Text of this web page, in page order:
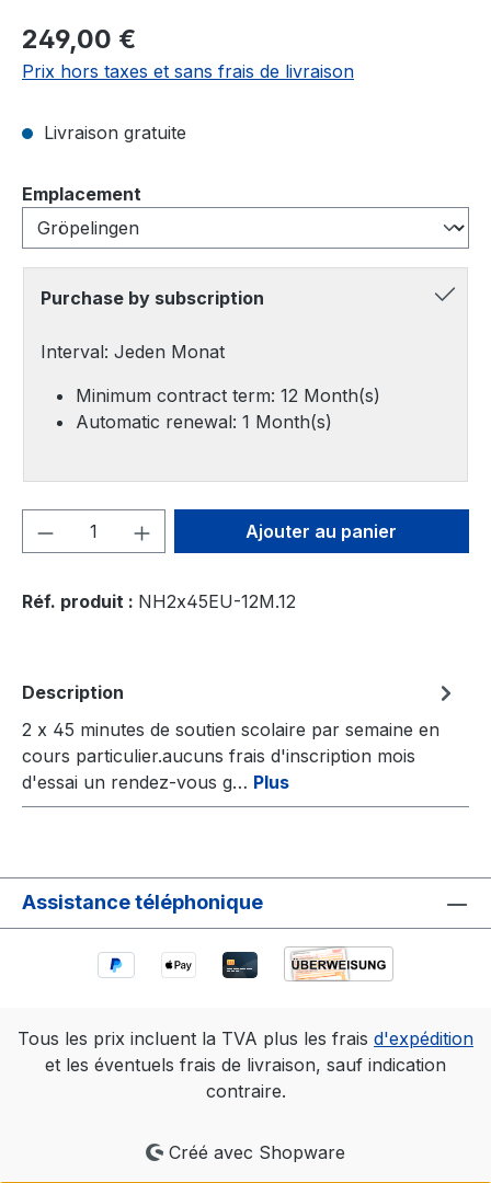
Prix régulier :
249,00 €
Prix hors taxes et sans frais de livraison
Livraison gratuite
Sélectionnez
Emplacement
Purchase by subscription
Interval: Jeden Monat
Minimum contract term: 12 Month(s)
Automatic renewal: 1 Month(s)
Quantité de produit : Entrez la
Ajouter au panier
Réf. produit : NH2x45EU-12M.12
Description
2 x 45 minutes de soutien scolaire par semaine en
cours particulier.aucuns frais d'inscription mois
d'essai un rendez-vous g… Plus
Assistance téléphonique
Tous les prix incluent la TVA plus les frais d'expédition
et les éventuels frais de livraison, sauf indication
contraire.
Créé avec Shopware